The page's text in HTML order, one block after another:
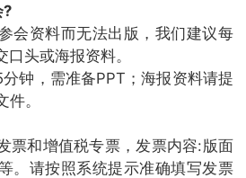
?
会资料而无法出版，我们建议每
头或海报资料。
钟，需准备PPT；海报资料请提
。
票和增值税专票，发票内容:版面
。请按照系统提示准确填写发票